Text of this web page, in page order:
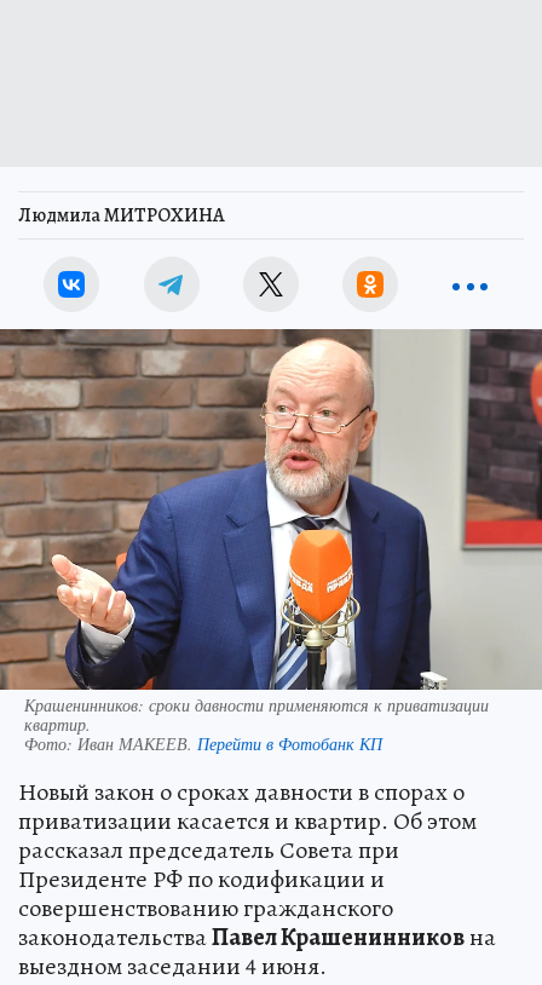
Людмила МИТРОХИНА
Крашенинников: сроки давности применяются к приватизации
квартир.
Фото: Иван МАКЕЕВ. Перейти в Фотобанк КП
Новый закон о сроках давности в спорах о
приватизации касается и квартир. Об этом
рассказал председатель Совета при
Президенте РФ по кодификации и
совершенствованию гражданского
законодательстваПавел Крашенинниковна
выездном заседании 4 июня.